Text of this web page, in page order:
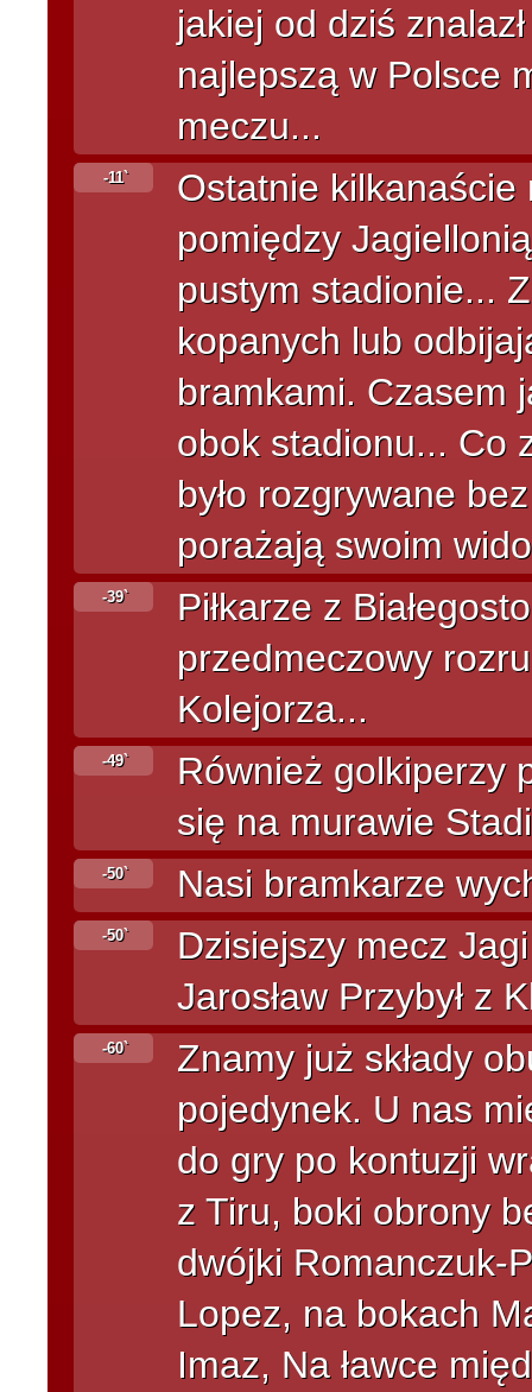
jakiej od dziś
najlepszą w Polsce
meczu...
-11`
Ostatnie
pomiędzy
pustym stadionie...
kopanych lub
bramkami. Czasem
obok stadionu... Co
było rozgrywane
porażają swoim
-39`
Piłkarze z
przedmeczowy
Kolejorza...
-49`
Również golkiperzy
się na murawie
-50` Nasi bramkarze
-50`
Dzisiejszy mecz
Jarosław Przybył z
-60`
Znamy już składy
pojedynek. U nas
do gry po kontuzji
z Tiru, boki obrony
dwójki Romanczuk-
Lopez, na bokach
Imaz, Na ławce